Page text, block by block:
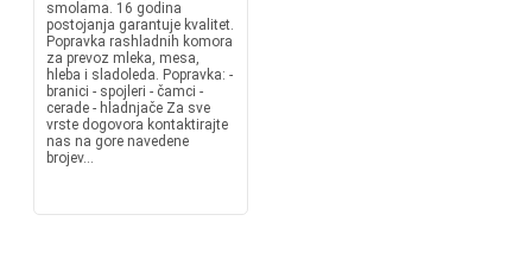
smolama. 16 godina
postojanja garantuje kvalitet.
Popravka rashladnih komora
za prevoz mleka, mesa,
hleba i sladoleda. Popravka: -
branici - spojleri - čamci -
cerade - hladnjače Za sve
vrste dogovora kontaktirajte
nas na gore navedene
brojev...